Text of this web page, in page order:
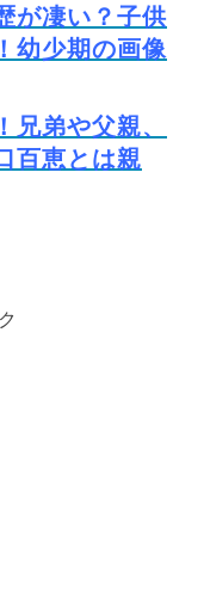
が凄い？子供
幼少期の画像
兄弟や父親、
百恵とは親